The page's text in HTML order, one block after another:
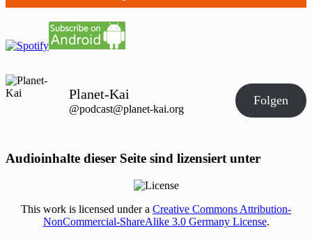
Planet-Kai
@podcast@planet-kai.org
Folgen
Audioinhalte dieser Seite sind lizensiert unter
This work is licensed under a Creative Commons Attribution-
NonCommercial-ShareAlike 3.0 Germany License.